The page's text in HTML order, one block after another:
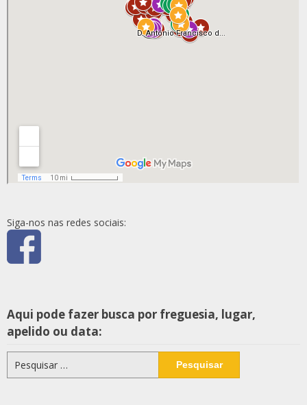
Siga-nos nas redes sociais:
Aqui pode fazer busca por freguesia, lugar,
apelido ou data:
por: